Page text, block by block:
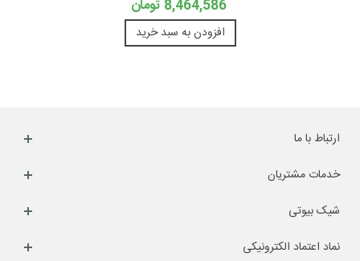
8,464,586 تومان
افزودن به سبد خرید
ارتباط با ما
خدمات مشتریان
شیک بیوتی
نماد اعتماد الکترونیکی